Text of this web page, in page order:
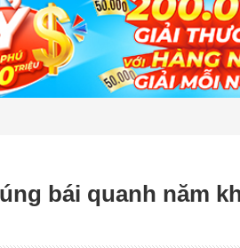
bái quanh năm